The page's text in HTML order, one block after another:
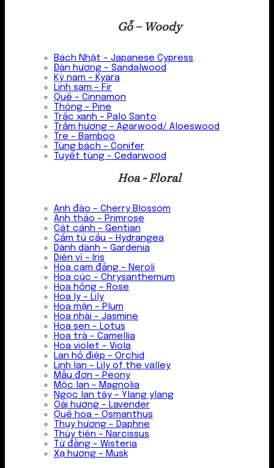
Gỗ – Woody
Bách Nhật – Japanese Cypress
Đàn hương – Sandalwood
Kỳ nam – Kyara
Linh sam – Fir
Quế – Cinnamon
Thông – Pine
Trắc xanh – Palo Santo
Trầm hương – Agarwood/ Aloeswood
Tre – Bamboo
Tùng bách – Conifer
Tuyết tùng – Cedarwood
Hoa - Floral
Anh đào – Cherry Blossom
Anh thảo – Primrose
Cát cánh – Gentian
Cẩm tú cầu – Hydrangea
Dành dành – Gardenia
Diên vĩ – Iris
Hoa cam đắng – Neroli
Hoa cúc – Chrysanthemum
Hoa hồng – Rose
Hoa ly – Lily
Hoa mận – Plum
Hoa nhài – Jasmine
Hoa sen – Lotus
Hoa trà – Camellia
Hoa violet – Viola
Lan hồ điệp – Orchid
Linh lan – Lily of the valley
Mẫu đơn – Peony
Mộc lan – Magnolia
Ngọc lan tây – Ylang ylang
Oải hương – Lavender
Quế hoa – Osmanthus
Thụy hương – Daphne
Thủy tiên – Narcissus
Tử đằng – Wisteria
Xạ hương – Musk